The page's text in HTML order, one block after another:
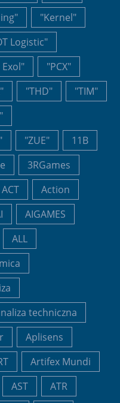
"Kernel"
Logistic"
Exol"
"PCX"
"THD"
"TIM"
"ZUE"
11B
3RGames
ACT
Action
AIGAMES
ALL
techniczna
Aplisens
Artifex Mundi
AST
ATR